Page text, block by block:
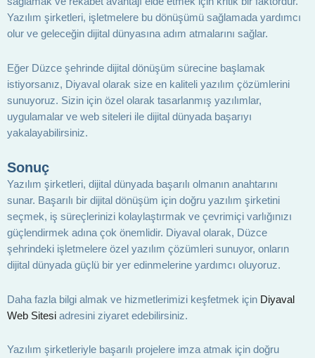
Yazılım şirketleri, işletmelere bu dönüşümü sağlamada yardımcı
olur ve geleceğin dijital dünyasına adım atmalarını sağlar.
Eğer Düzce şehrinde dijital dönüşüm sürecine başlamak
istiyorsanız, Diyaval olarak size en kaliteli yazılım çözümlerini
sunuyoruz. Sizin için özel olarak tasarlanmış yazılımlar,
uygulamalar ve web siteleri ile dijital dünyada başarıyı
yakalayabilirsiniz.
Sonuç
Yazılım şirketleri, dijital dünyada başarılı olmanın anahtarını
sunar. Başarılı bir dijital dönüşüm için doğru yazılım şirketini
seçmek, iş süreçlerinizi kolaylaştırmak ve çevrimiçi varlığınızı
güçlendirmek adına çok önemlidir. Diyaval olarak, Düzce
şehrindeki işletmelere özel yazılım çözümleri sunuyor, onların
dijital dünyada güçlü bir yer edinmelerine yardımcı oluyoruz.
Daha fazla bilgi almak ve hizmetlerimizi keşfetmek için Diyaval
Web Sitesi adresini ziyaret edebilirsiniz.
Yazılım şirketleriyle başarılı projelere imza atmak için doğru